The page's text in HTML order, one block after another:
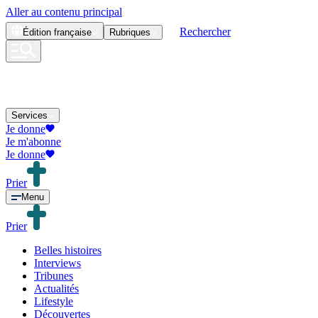
Aller au contenu principal
Édition française Rubriques Rechercher
Services
Je donne
Je m'abonne
Je donne
Prier
Menu
Prier
Belles histoires
Interviews
Tribunes
Actualités
Lifestyle
Découvertes